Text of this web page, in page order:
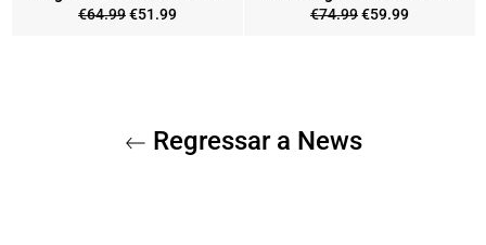
Preço
€64.99Preço
€51.99
Preço
€74.99Preço
€59.99
Regressar a News